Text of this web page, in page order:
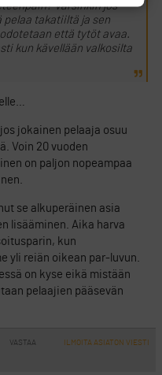
Varsinkin jos
pelaa takatiiltä ja sen
että tytöt avaa.
kun kävellään valkosilta
jokainen pelaaja osuu
Voin 20 vuoden
on paljon nopeampaa
se alkuperäinen asia
lisääminen. Aika harva
kun
yli reiän oikean par-luvun.
on kyse eikä mistään
pelaajien pääsevän
VASTAA ILMOITA ASIATON VIESTI